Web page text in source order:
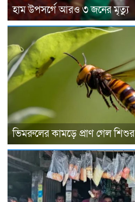
হাম উপসর্গে আরও ৩ জনের মৃত্যু
ভিমরুলের কামড়ে প্রাণ গেল শিশুর